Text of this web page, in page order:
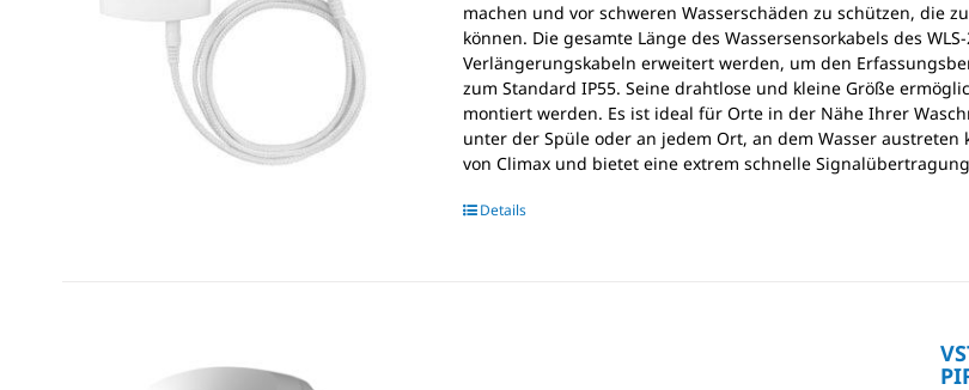
machen und vor schweren Wasserschäden zu schützen, die
können. Die gesamte Länge des Wassersensorkabels des
Verlängerungskabeln erweitert werden, um den
zum Standard IP55. Seine drahtlose und kleine Größe
montiert werden. Es ist ideal für Orte in der Nähe Ihrer
unter der Spüle oder an jedem Ort, an dem Wasser
von Climax und bietet eine extrem schnelle
Details